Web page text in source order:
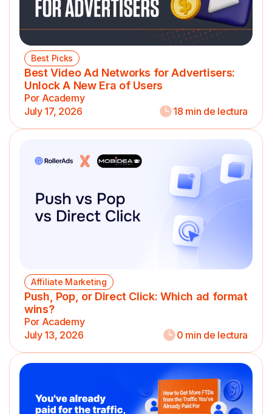
Best Picks
Best Video Ad Networks for Advertisers:
Unlock A New Era of Users
Por Academy
July 17, 2026
18 min de lectura
Affiliate Marketing
Push, Pop, or Direct Click: Which ad format
wins?
Por Academy
July 13, 2026
0 min de lectura